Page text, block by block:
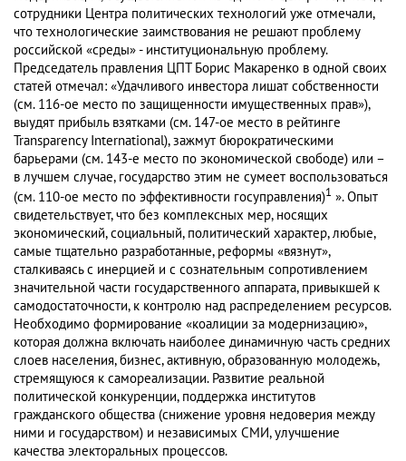
сотрудники Центра политических технологий уже отмечали,
что технологические заимствования не решают проблему
российской «среды» - институциональную проблему.
Председатель правления ЦПТ Борис Макаренко в одной своих
статей отмечал: «Удачливого инвестора лишат собственности
(см. 116-ое место по защищенности имущественных прав»),
выудят прибыль взятками (см. 147-ое место в рейтинге
Transparency International), зажмут бюрократическими
барьерами (см. 143-е место по экономической свободе) или –
в лучшем случае, государство этим не сумеет воспользоваться
(см. 110-ое место по эффективности госуправления)1 ». Опыт
свидетельствует, что без комплексных мер, носящих
экономический, социальный, политический характер, любые,
самые тщательно разработанные, реформы «вязнут»,
сталкиваясь с инерцией и с сознательным сопротивлением
значительной части государственного аппарата, привыкшей к
самодостаточности, к контролю над распределением ресурсов.
Необходимо формирование «коалиции за модернизацию»,
которая должна включать наиболее динамичную часть средних
слоев населения, бизнес, активную, образованную молодежь,
стремящуюся к самореализации. Развитие реальной
политической конкуренции, поддержка институтов
гражданского общества (снижение уровня недоверия между
ними и государством) и независимых СМИ, улучшение
качества электоральных процессов.